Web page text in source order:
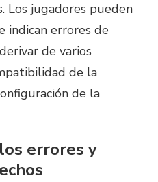
Los jugadores pueden
indican errores de
de varios
de la
de la
errores y